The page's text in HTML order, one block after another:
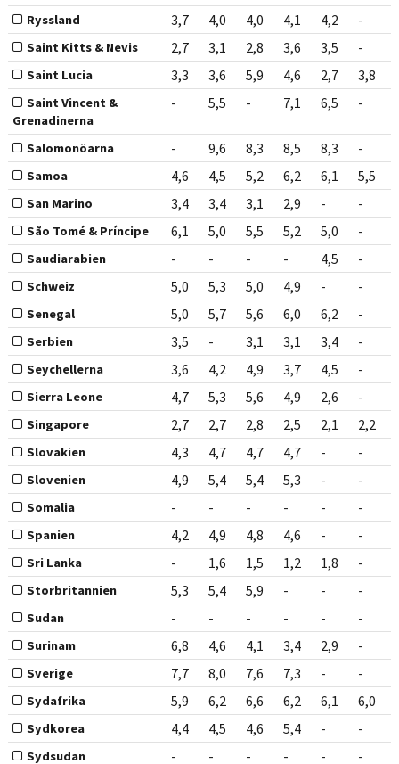
Ryssland 3,7 4,0 4,0 4,1 4,2 -
Saint Kitts & Nevis 2,7 3,1 2,8 3,6 3,5 -
Saint Lucia 3,3 3,6 5,9 4,6 2,7 3,8
Saint Vincent &
Grenadinerna
- 5,5 - 7,1 6,5 -
Salomonöarna - 9,6 8,3 8,5 8,3 -
Samoa 4,6 4,5 5,2 6,2 6,1 5,5
San Marino 3,4 3,4 3,1 2,9 - -
São Tomé & Príncipe 6,1 5,0 5,5 5,2 5,0 -
Saudiarabien - - - - 4,5 -
Schweiz 5,0 5,3 5,0 4,9 - -
Senegal 5,0 5,7 5,6 6,0 6,2 -
Serbien 3,5 - 3,1 3,1 3,4 -
Seychellerna 3,6 4,2 4,9 3,7 4,5 -
Sierra Leone 4,7 5,3 5,6 4,9 2,6 -
Singapore 2,7 2,7 2,8 2,5 2,1 2,2
Slovakien 4,3 4,7 4,7 4,7 - -
Slovenien 4,9 5,4 5,4 5,3 - -
Somalia - - - - - -
Spanien 4,2 4,9 4,8 4,6 - -
Sri Lanka - 1,6 1,5 1,2 1,8 -
Storbritannien 5,3 5,4 5,9 - - -
Sudan - - - - - -
Surinam 6,8 4,6 4,1 3,4 2,9 -
Sverige 7,7 8,0 7,6 7,3 - -
Sydafrika 5,9 6,2 6,6 6,2 6,1 6,0
Sydkorea 4,4 4,5 4,6 5,4 - -
Sydsudan - - - - - -